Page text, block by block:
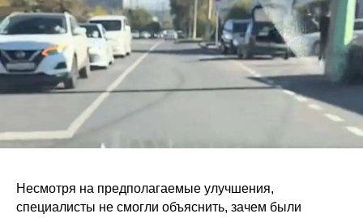
Несмотря на предполагаемые улучшения,
специалисты не смогли объяснить, зачем были